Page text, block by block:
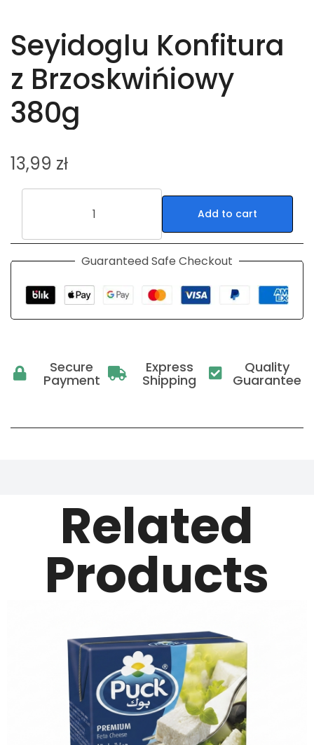
Seyidoglu Konfitura
z Brzoskwińiowy
380g
13,99 zł
Add to cart
Guaranteed Safe Checkout
Secure
Payment
Express
Shipping
Quality
Guarantee
Related
Products